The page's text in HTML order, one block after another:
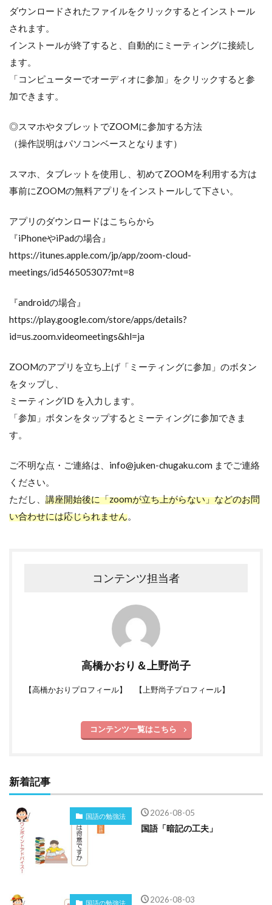
ダウンロードされたファイルをクリックするとインストール
されます。
インストールが終了すると、自動的にミーティングに接続し
ます。
「コンピューターでオーディオに参加」をクリックすると参
加できます。
◎スマホやタブレットでZOOMに参加する方法
（操作説明はパソコンベースとなります）
スマホ、タブレットを使用し、初めてZOOMを利用する方は
事前にZOOMの無料アプリをインストールして下さい。
アプリのダウンロードはこちらから
『iPhoneやiPadの場合』
https://itunes.apple.com/jp/app/zoom-cloud-
meetings/id546505307?mt=8
『androidの場合』
https://play.google.com/store/apps/details?
id=us.zoom.videomeetings&hl=ja
ZOOMのアプリを立ち上げ「ミーティングに参加」のボタン
をタップし、
ミーティングID を入力します。
「参加」ボタンをタップするとミーティングに参加できま
す。
ご不明な点・ご連絡は、info@juken-chugaku.com までご連絡
ください。
ただし、 講座開始後に「zoomが立ち上がらない」などのお問
い合わせには応じられません。
コンテンツ担当者
高橋かおり＆上野尚子
【高橋かおりプロフィール】 【 上野尚子プロフィール】
コンテンツ一覧はこちら
新着記事
国語の勉強法 2026-08-05
国語「暗記の工夫」
国語の勉強法 2026-08-03